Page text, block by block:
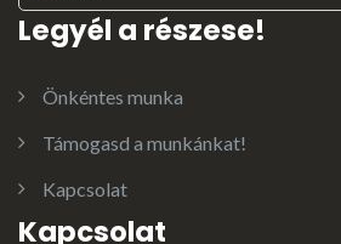
Legyél a részese!
Önkéntes munka
Támogasd a munkánkat!
Kapcsolat
Kapcsolat